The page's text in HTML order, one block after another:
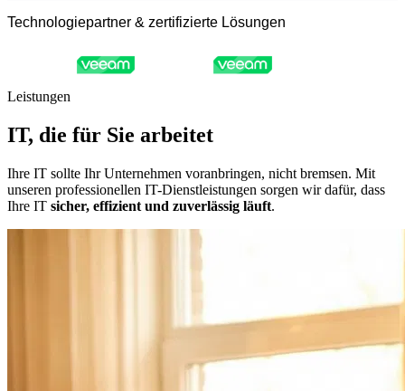
Technologiepartner & zertifizierte Lösungen
Leistungen
IT, die für Sie arbeitet
Ihre IT sollte Ihr Unternehmen voranbringen, nicht bremsen. Mit
unseren professionellen IT-Dienstleistungen sorgen wir dafür, dass
Ihre IT sicher, effizient und zuverlässig läuft.